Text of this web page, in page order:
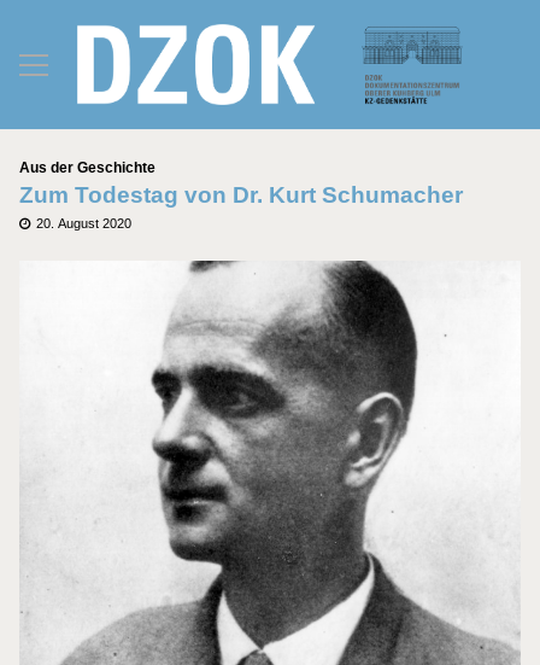
Kategorien
Aus der Geschichte
Zum Todestag von Dr. Kurt Schumacher
Posted
20. August 2020